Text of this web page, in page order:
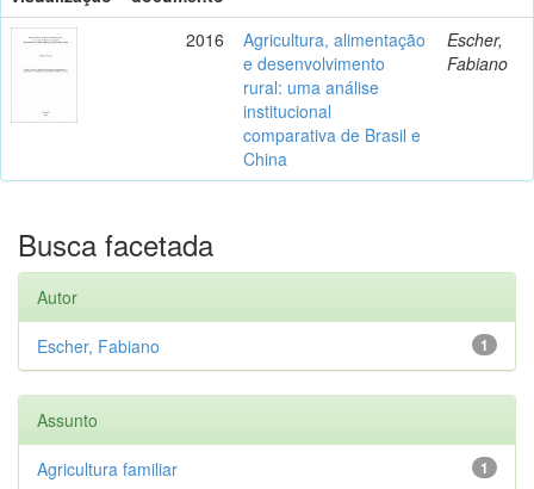
2016
Agricultura, alimentação
e desenvolvimento
rural: uma análise
institucional
comparativa de Brasil e
China
Escher,
Fabiano
Busca facetada
Autor
1
Escher, Fabiano
Assunto
1
Agricultura familiar